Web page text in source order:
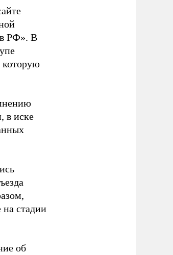
РФ». В
которую
в иске
на стадии
об